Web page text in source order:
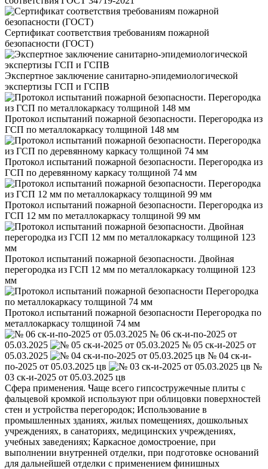
Сертификат соответствия требованиям пожарной
безопасности (ГОСТ)
Экспертное заключение санитарно-эпидемиологической
экспертизы ГСП и ГСПВ
Протокол испытаний пожарной безопасности. Перегородка из
ГСП по металлокаркасу толщиной 148 мм
Протокол испытаний пожарной безопасности. Перегородка из
ГСП по деревянному каркасу толщиной 74 мм
Протокол испытаний пожарной безопасности. Перегородка из
ГСП 12 мм по металлокаркасу толщиной 99 мм
Протокол испытаний пожарной безопасности. Двойная
перегородка из ГСП 12 мм по металлокаркасу толщиной 123
мм
Протокол испытаний пожарной безопасности Перегородка по
металлокаркасу толщиной 74 мм
№ 06 ск-и-по-2025 от
05.03.2025
№ 05 ск-и-2025 от
05.03.2025
№ 04 ск-и-
по-2025 от 05.03.2025 цв
№
03 ск-и-2025 от 05.03.2025 цв
Сфера применения. Чаще всего гипсостружечные плиты с
фальцевой кромкой используют при облицовки поверхностей
стен и устройства перегородок; Использование в
промышленных зданиях, жилых помещениях, дошкольных
учреждениях, в санаториях, медицинских учреждениях,
учебных заведениях; Каркасное домостроение, при
выполнении внутренней отделки, при подготовке оснований
для дальнейшей отделки с применением финишных